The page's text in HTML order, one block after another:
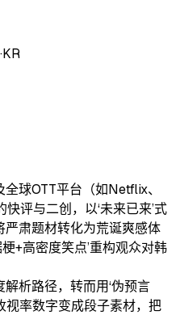
·KR
球OTT平台（如Netflix、
评与二创，以‘未来已来’式
肃题材转化为荒诞爽感体
+高密度笑点’重构观众对韩
析路径，转而用‘伪预言
率数字变成段子素材，把